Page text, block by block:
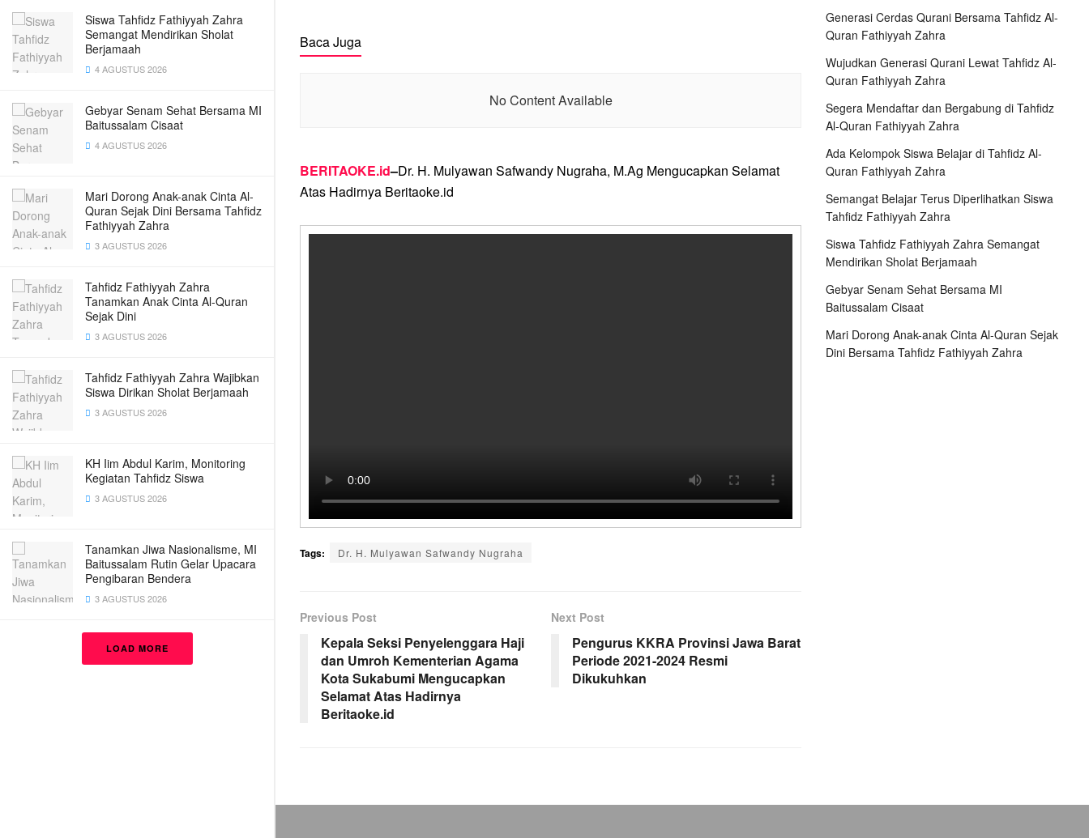
Siswa Tahfidz Fathiyyah Zahra
Semangat Mendirikan Sholat
Berjamaah
4 AGUSTUS 2026
Gebyar Senam Sehat Bersama MI
Baitussalam Cisaat
4 AGUSTUS 2026
Mari Dorong Anak-anak Cinta Al-
Quran Sejak Dini Bersama Tahfidz
Fathiyyah Zahra
3 AGUSTUS 2026
Tahfidz Fathiyyah Zahra
Tanamkan Anak Cinta Al-Quran
Sejak Dini
3 AGUSTUS 2026
Tahfidz Fathiyyah Zahra Wajibkan
Siswa Dirikan Sholat Berjamaah
3 AGUSTUS 2026
KH Iim Abdul Karim, Monitoring
Kegiatan Tahfidz Siswa
3 AGUSTUS 2026
Tanamkan Jiwa Nasionalisme, MI
Baitussalam Rutin Gelar Upacara
Pengibaran Bendera
3 AGUSTUS 2026
LOAD MORE
Baca Juga
No Content Available
BERITAOKE.id–Dr. H. Mulyawan Safwandy Nugraha, M.Ag Mengucapkan Selamat
Atas Hadirnya Beritaoke.id
Tags: Dr. H. Mulyawan Safwandy Nugraha
Previous Post
Kepala Seksi Penyelenggara Haji
dan Umroh Kementerian Agama
Kota Sukabumi Mengucapkan
Selamat Atas Hadirnya
Beritaoke.id
Next Post
Pengurus KKRA Provinsi Jawa Barat
Periode 2021-2024 Resmi
Dikukuhkan
Generasi Cerdas Qurani Bersama Tahfidz Al-
Quran Fathiyyah Zahra
Wujudkan Generasi Qurani Lewat Tahfidz Al-
Quran Fathiyyah Zahra
Segera Mendaftar dan Bergabung di Tahfidz
Al-Quran Fathiyyah Zahra
Ada Kelompok Siswa Belajar di Tahfidz Al-
Quran Fathiyyah Zahra
Semangat Belajar Terus Diperlihatkan Siswa
Tahfidz Fathiyyah Zahra
Siswa Tahfidz Fathiyyah Zahra Semangat
Mendirikan Sholat Berjamaah
Gebyar Senam Sehat Bersama MI
Baitussalam Cisaat
Mari Dorong Anak-anak Cinta Al-Quran Sejak
Dini Bersama Tahfidz Fathiyyah Zahra